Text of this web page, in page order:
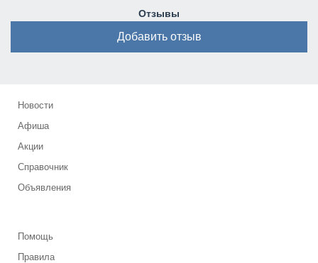
Отзывы
Добавить отзыв
Новости
Афиша
Акции
Справочник
Объявления
Помощь
Правила